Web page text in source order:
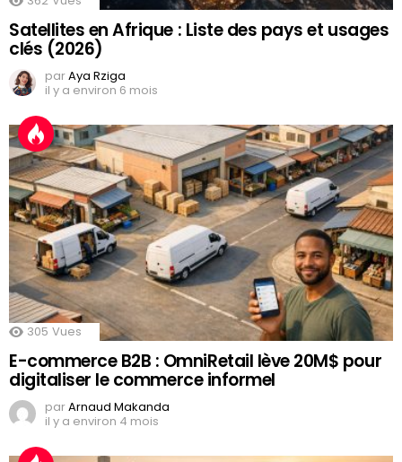
Satellites en Afrique : Liste des pays et usages
clés (2026)
parAya Rziga
il y a environ 6 mois
305 Vues
E-commerce B2B : OmniRetail lève 20M$ pour
digitaliser le commerce informel
parArnaud Makanda
il y a environ 4 mois